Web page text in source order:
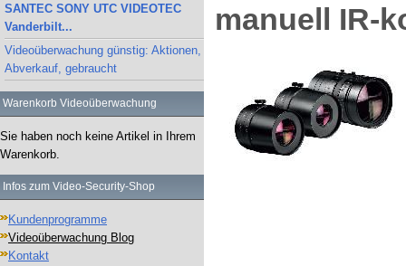
SANTEC SONY UTC VIDEOTEC
Vanderbilt...
Videoüberwachung günstig: Aktionen,
Abverkauf, gebraucht
Warenkorb Videoüberwachung
Sie haben noch keine Artikel in Ihrem
Warenkorb.
Infos zum Video-Security-Shop
Kundenprogramme
Videoüberwachung Blog
Kontakt
manuell IR-